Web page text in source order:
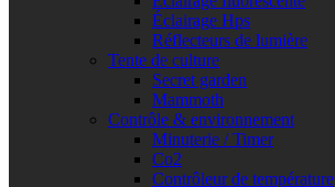
Éclairage Hps
Réflecteurs de lumière
Tente de culture
Secret garden
Mammoth
Contrôle & environnement
Minuterie / Timer
Co2
Contrôleur de température